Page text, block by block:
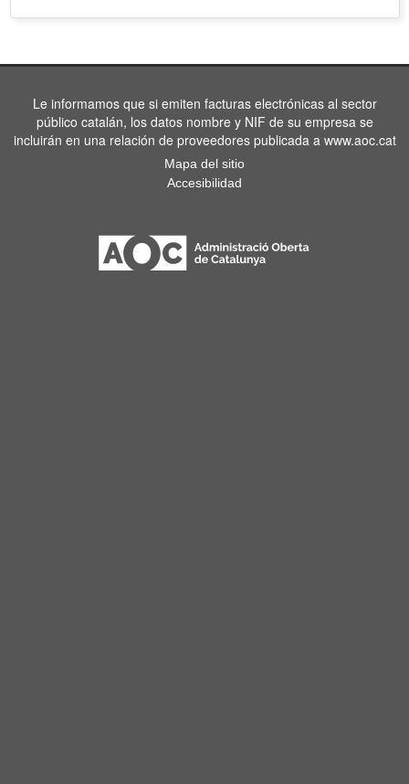
Le informamos que si emiten facturas electrónicas al sector
público catalán, los datos nombre y NIF de su empresa se
incluirán en una relación de proveedores publicada a www.aoc.cat
Mapa del sitio
Accesibilidad